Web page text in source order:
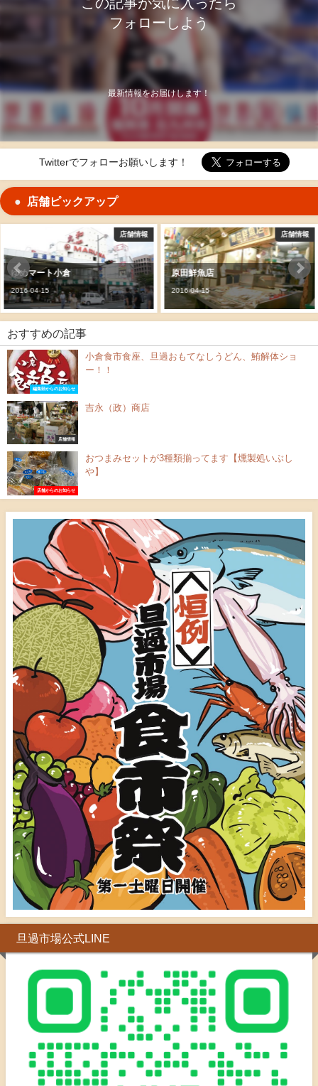
この記事が気に入ったら
フォローしよう
最新情報をお届けします！
Twitterでフォローお願いします！
店舗ピックアップ
店舗情報
原田鮮魚店
2016-04-15
店舗情報
旦過ホルモンセンター
2016-04-15
おすすめの記事
編集部からのお知らせ
小倉食市食座、旦過おもてなしうどん、鮪解体ショ
ー！！
店舗情報
吉永（政）商店
店舗からのお知らせ
おつまみセットが3種類揃ってます【燻製処いぶし
や】
旦過市場公式LINE